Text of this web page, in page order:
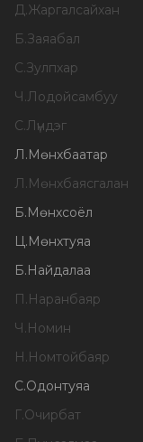
Д.Жаргалсайхан
Б.Заяабал
С.Зулпхар
Ч.Лодойсамбуу
С.Лүндэг
Л.Мөнхбаатар
Л.Мөнхбаясгалан
Б.Мөнхсоёл
Ц.Мөнхтуяа
Б.Найдалаа
П.Наранбаяр
Ч.Номин
Н.Номтойбаяр
С.Одонтуяа
Г.Очирбат